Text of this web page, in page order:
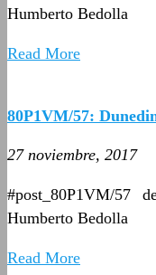
Humberto Bedolla
Read More
80P1VM/57:
27 noviembre, 2017
#post_80P1VM/
Humberto Bedolla
Read More